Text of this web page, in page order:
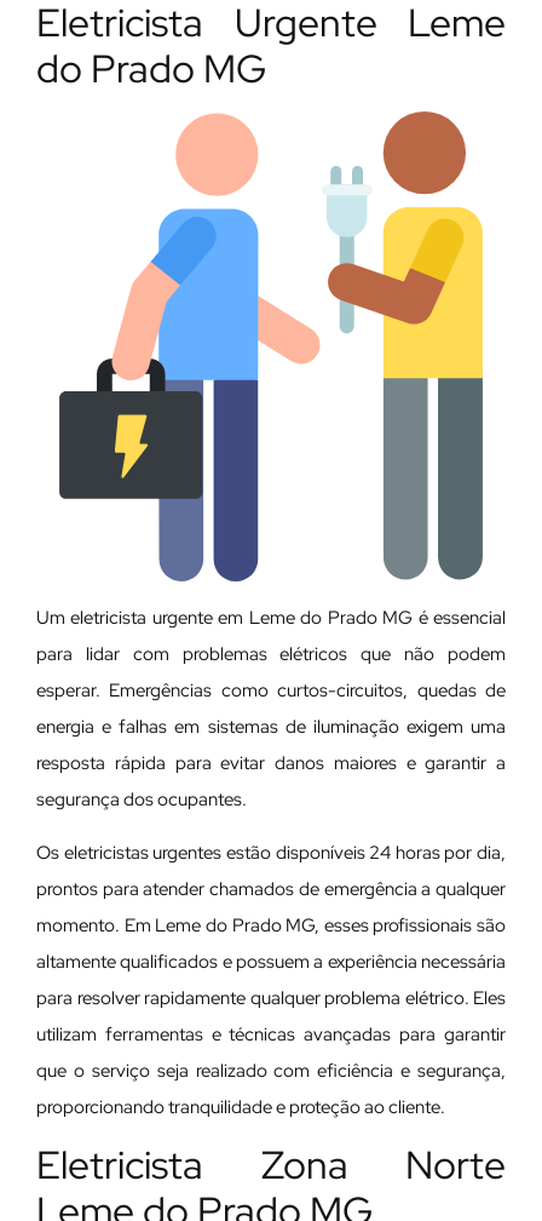
Eletricista Urgente Leme
do Prado MG
Um eletricista urgente em Leme do Prado MG é essencial
para lidar com problemas elétricos que não podem
esperar. Emergências como curtos-circuitos, quedas de
energia e falhas em sistemas de iluminação exigem uma
resposta rápida para evitar danos maiores e garantir a
segurança dos ocupantes.
Os eletricistas urgentes estão disponíveis 24 horas por dia,
prontos para atender chamados de emergência a qualquer
momento. Em Leme do Prado MG, esses profissionais são
altamente qualificados e possuem a experiência necessária
para resolver rapidamente qualquer problema elétrico. Eles
utilizam ferramentas e técnicas avançadas para garantir
que o serviço seja realizado com eficiência e segurança,
proporcionando tranquilidade e proteção ao cliente.
Eletricista Zona Norte